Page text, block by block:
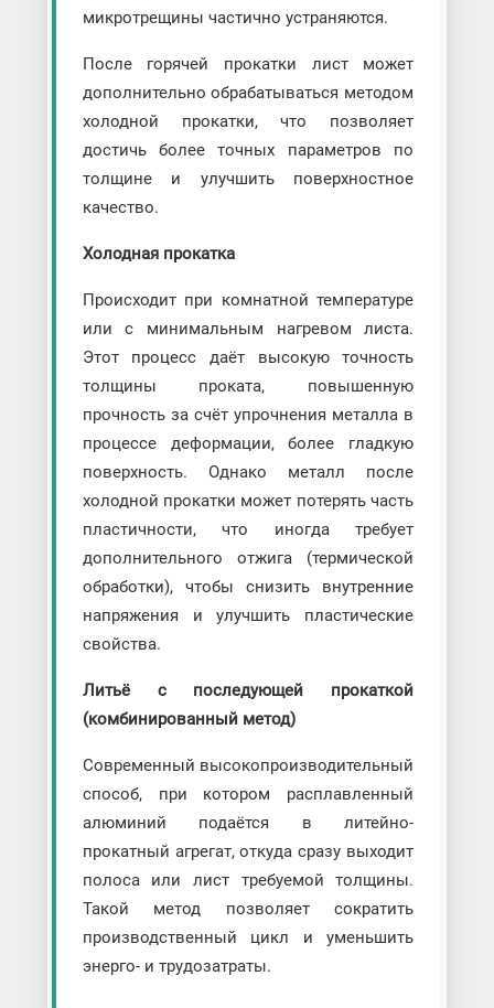
микротрещины частично устраняются.
После горячей прокатки лист может
дополнительно обрабатываться методом
холодной прокатки, что позволяет
достичь более точных параметров по
толщине и улучшить поверхностное
качество.
Холодная прокатка
Происходит при комнатной температуре
или с минимальным нагревом листа.
Этот процесс даёт высокую точность
толщины проката, повышенную
прочность за счёт упрочнения металла в
процессе деформации, более гладкую
поверхность. Однако металл после
холодной прокатки может потерять часть
пластичности, что иногда требует
дополнительного отжига (термической
обработки), чтобы снизить внутренние
напряжения и улучшить пластические
свойства.
Литьё с последующей прокаткой
(комбинированный метод)
Современный высокопроизводительный
способ, при котором расплавленный
алюминий подаётся в литейно-
прокатный агрегат, откуда сразу выходит
полоса или лист требуемой толщины.
Такой метод позволяет сократить
производственный цикл и уменьшить
энерго- и трудозатраты.